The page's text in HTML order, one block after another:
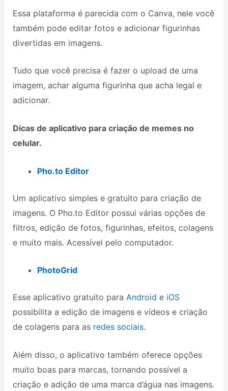
Essa plataforma é parecida com o Canva, nele você
também pode editar fotos e adicionar figurinhas
divertidas em imagens.
Tudo que você precisa é fazer o upload de uma
imagem, achar alguma figurinha que acha legal e
adicionar.
Dicas de aplicativo para criação de memes no
celular.
Pho.to Editor
Um aplicativo simples e gratuito para criação de
imagens. O Pho.to Editor possui várias opções de
filtros, edição de fotos, figurinhas, efeitos, colagens
e muito mais. Acessível pelo computador.
PhotoGrid
Esse aplicativo gratuito para Android e iOS
possibilita a edição de imagens e vídeos e criação
de colagens para as redes sociais.
Além disso, o aplicativo também oferece opções
muito boas para marcas, tornando possível a
criação e adição de uma marca d’água nas imagens.